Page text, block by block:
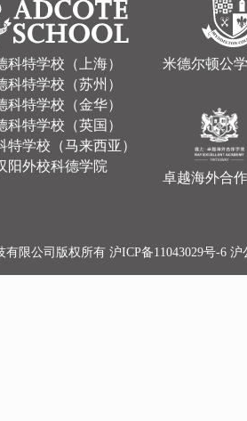
科特学校（上海）
科特学校（苏州）
科特学校（金华）
科特学校（英国）
特学校（马来西亚）
阳外校科德学院
米德尔顿公学
卓越海外合
有限公司版权所有 沪ICP备11043029号-6 沪